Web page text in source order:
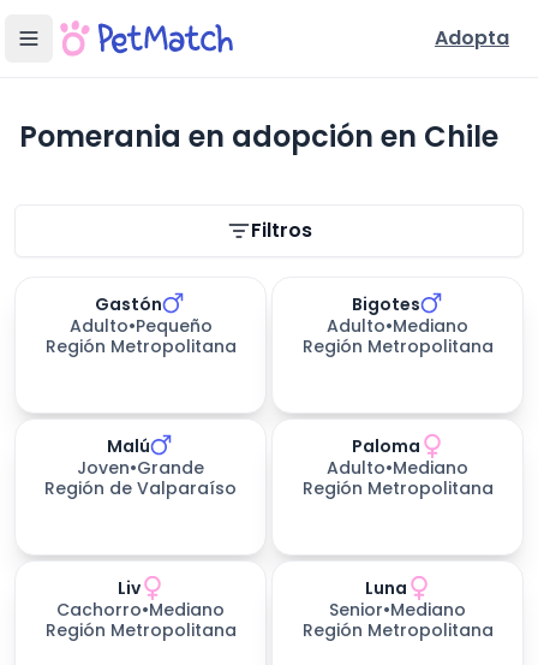
Adopta
Pomerania en adopción en Chile
Filtros
Gastón
Adulto•Pequeño
Región Metropolitana
Bigotes
Adulto•Mediano
Región Metropolitana
Malú
Joven•Grande
Región de Valparaíso
Paloma
Adulto•Mediano
Región Metropolitana
Liv
Cachorro•Mediano
Región Metropolitana
Luna
Senior•Mediano
Región Metropolitana